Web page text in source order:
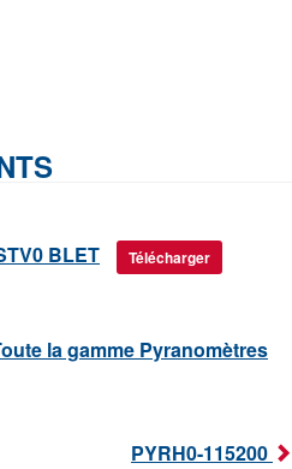
BLET Télécharger
la gamme Pyranomètres
PYRH0-115200